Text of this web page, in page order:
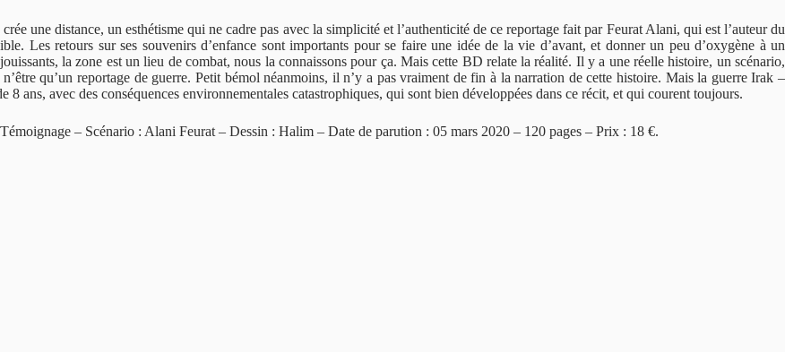
une distance, un esthétisme qui ne cadre pas avec la simplicité et l’authenticité de ce reportage fait par Feurat Alani, qui est l’auteur du
Les retours sur ses souvenirs d’enfance sont importants pour se faire une idée de la vie d’avant, et donner un peu d’oxygène à un
la zone est un lieu de combat, nous la connaissons pour ça. Mais cette BD relate la réalité. Il y a une réelle histoire, un scénario,
qu’un reportage de guerre. Petit bémol néanmoins, il n’y a pas vraiment de fin à la narration de cette histoire. Mais la guerre Irak –
ans, avec des conséquences environnementales catastrophiques, qui sont bien développées dans ce récit, et qui courent toujours.
– Scénario : Alani Feurat – Dessin : Halim – Date de parution : 05 mars 2020 – 120 pages – Prix : 18 €.